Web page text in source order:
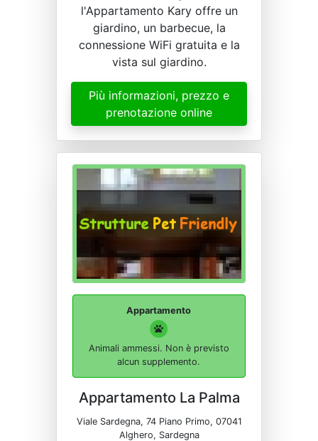
l'Appartamento Kary offre un
giardino, un barbecue, la
connessione WiFi gratuita e la
vista sul giardino.
Più informazioni, prezzo e
prenotazione online
Appartamento
Animali ammessi. Non è previsto
alcun supplemento.
Appartamento La Palma
Viale Sardegna, 74 Piano Primo, 07041
Alghero, Sardegna